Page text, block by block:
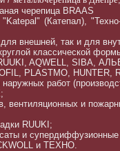
черепица BRAAS
(Катепал),
внешней, так и для
классической
AQWELL, SIBA,
PLASTMO, HUNTER,
работ
вентиляционных и
RUUKI;
и
и ТЕХНО.